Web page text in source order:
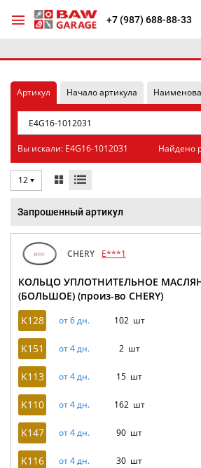
+7 (987) 688-88-33
Артикул Начало артикула
Вы искали: E4G16-1012031 Найдено
12
Запрошенный артикул
CHERY E***1
КОЛЬЦО УПЛОТНИТЕЛЬНОЕ
(БОЛЬШОЕ) (произ-во CHERY)
K128
от 6 дн. 102 шт
K151 от 4 дн. 2 шт
K113 от 4 дн. 15 шт
K110 от 4 дн. 162 шт
K147 от 4 дн. 90 шт
K116 от 4 дн. 30 шт